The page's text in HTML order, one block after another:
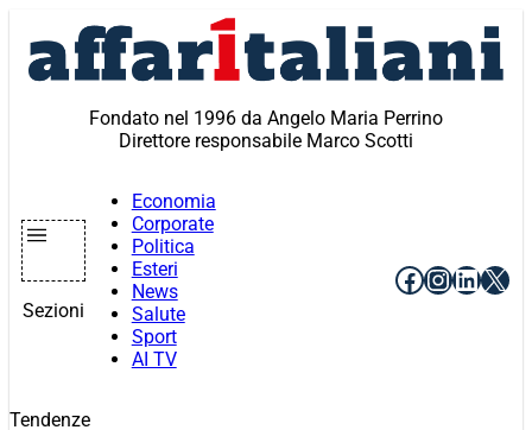
contenuto
Fondato nel 1996 da Angelo Maria Perrino
Direttore responsabile Marco Scotti
Sezioni
Economia
Corporate
Politica
Esteri
News
Salute
Sport
AI TV
Facebook
X
Tendenze